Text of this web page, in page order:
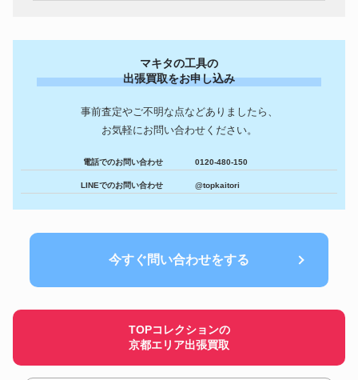
紅描金九龍紋天球瓶清官窯』中
国古董品
鉄人２８号 No.1
リア モダン バイオリン
コスモグラフ デイトナ
116515LN ピンク/ブラック
ソフビ 怪獣 ゴロー
マキタの工具の
出張買取をお申し込み
事前査定やご不明な点などありましたら、
お気軽にお問い合わせください。
電話でのお問い合わせ 0120-480-150
LINEでのお問い合わせ @topkaitori
今すぐ問い合わせをする
TOPコレクションの
京都エリア出張買取